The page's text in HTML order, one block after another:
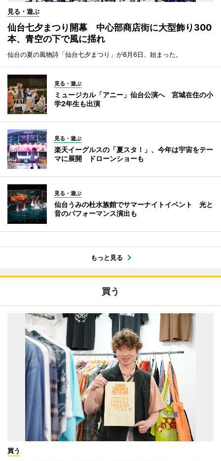
見る・遊ぶ
仙台七夕まつり開幕 中心部商店街に大型飾り300
本、青空の下で風に揺れ
仙台の夏の風物詩「仙台七夕まつり」が8月6日、始まった。
見る・遊ぶ
ミュージカル「アニー」仙台公演へ 宮城在住の小
学2年生も出演
見る・遊ぶ
楽天イーグルスの「夏スタ！」、今年は宇宙をテー
マに展開 ドローンショーも
見る・遊ぶ
仙台うみの杜水族館でサマーナイトイベント 光と
音のパフォーマンス演出も
もっと見る
買う
買う